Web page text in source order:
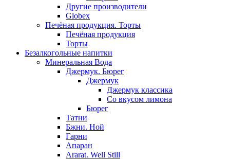
Другие производители
Globex
Печёная продукция. Торты
Печёная продукция
Торты
Безалкогольные напитки
Минеральная Вода
Джермук. Бюрег
Джермук
Джермук классика
Со вкусом лимона
Бюрег
Татни
Бжни. Ной
Гарни
Апаран
Ararat. Well Still